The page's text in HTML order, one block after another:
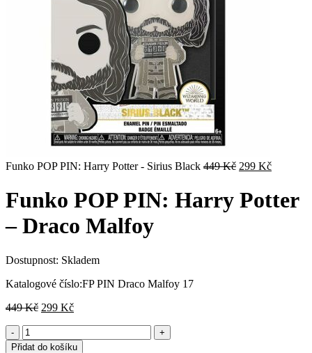
Funko POP PIN: Harry Potter - Sirius Black 449Kč Původní
byla:
449 Kč.
299 KčAktuální
299 Kč.
Funko POP PIN: Harry Potter
– Draco Malfoy
Dostupnost: Skladem
Katalogové číslo:FP PIN Draco Malfoy 17
449Kč Původní
449 Kč.
299 KčAktuální
299 Kč.
Přidat do košíku